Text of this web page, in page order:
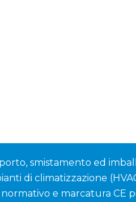
smistamento ed
di climatizzazione
e marcatura CE